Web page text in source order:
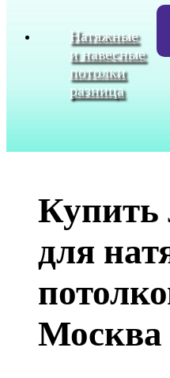
Натяжные
и навесные
потолки
разница
для
Москва